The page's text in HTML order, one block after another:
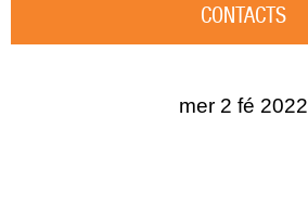
CONTACTS
mer 2 fé 2022